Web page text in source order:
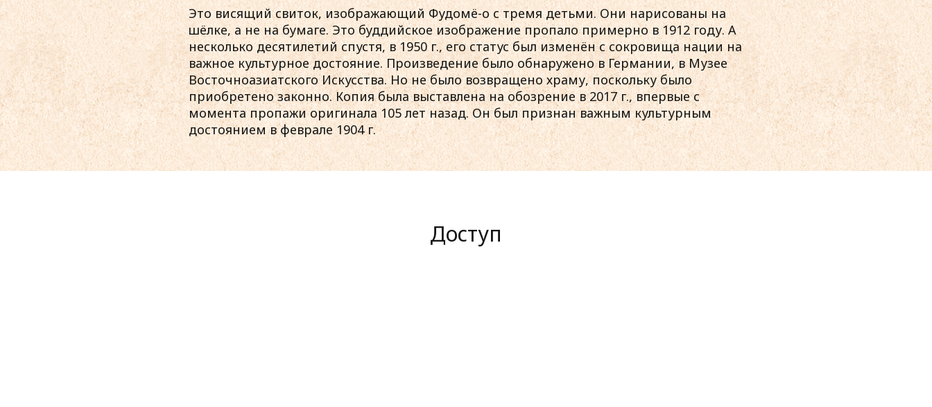
Это висящий свиток, изображающий Фудомё-о с тремя детьми. Они нарисованы на
шёлке, а не на бумаге. Это буддийское изображение пропало примерно в 1912 году. А
несколько десятилетий спустя, в 1950 г., его статус был изменён с сокровища нации на
важное культурное достояние. Произведение было обнаружено в Германии, в Музее
Восточноазиатского Искусства. Но не было возвращено храму, поскольку было
приобретено законно. Копия была выставлена на обозрение в 2017 г., впервые с
момента пропажи оригинала 105 лет назад. Он был признан важным культурным
достоянием в феврале 1904 г.
Доступ